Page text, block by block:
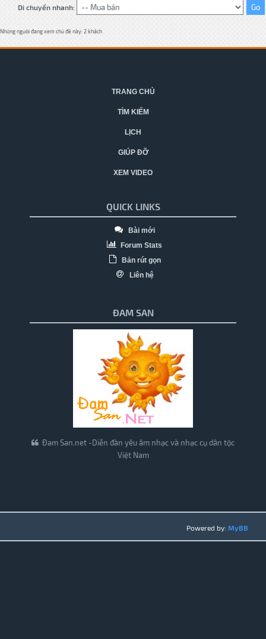
Di chuyển nhanh:
Những người đang xem chủ đề này: 2 khách
TRANG CHỦ
TÌM KIẾM
LỊCH
GIÚP ĐỠ
XEM VIDEO
QUICK LINKS
Bài mới
Forum Stats
Bản rút gọn
Liên hệ
ĐAM SAN
Đam San.net -Diễn đàn yêu âm nhạc và nhạc cụ dân tộc
Việt Nam
Powered by: MyBB